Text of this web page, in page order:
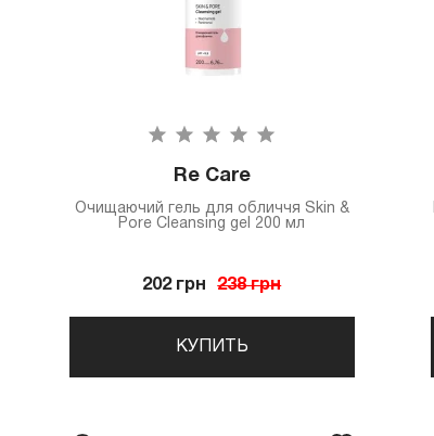
Re Care
Очищаючий гель для обличчя Skin &
Pore Cleansing gel 200 мл
202 грн 238 грн
КУПИТЬ